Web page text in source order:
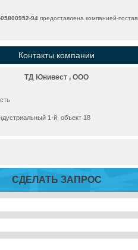
94 предоставлена компанией-
Контакты компании
ТД Юнивест , ООО
1-й, объект 18
СДЕЛАТЬ ЗАПРОС